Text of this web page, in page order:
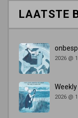
LAATSTE
2026 @
2026 @